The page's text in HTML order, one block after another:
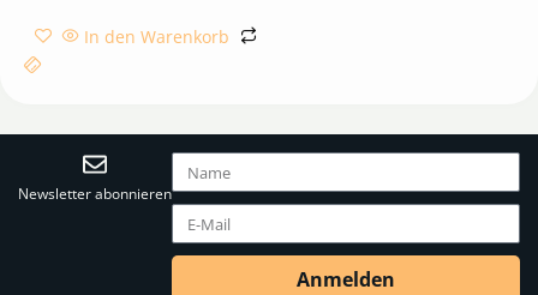
In den Warenkorb
Newsletter abonnieren
Anmelden